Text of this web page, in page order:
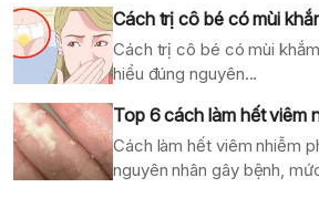
Cách trị cô bé có mùi
Cách trị cô bé có mùi
hiểu đúng nguyên...
Top 6 cách làm hết viêm
Cách làm hết viêm nhiễm
nguyên nhân gây bệnh,